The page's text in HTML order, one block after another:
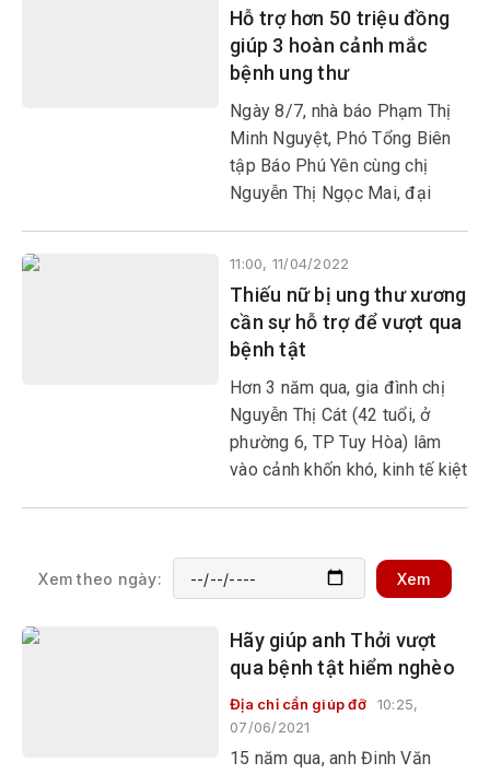
rất cần sự sẻ chia, giúp đỡ
của các tấm lòng nhân ái gần
xa.
Hỗ trợ hơn 50 triệu đồng
giúp 3 hoàn cảnh mắc
bệnh ung thư
Ngày 8/7, nhà báo Phạm Thị
Minh Nguyệt, Phó Tổng Biên
tập Báo Phú Yên cùng chị
Nguyễn Thị Ngọc Mai, đại
(PV OIL) đã thăm hỏi, động
viên và trao 6 triệu đồng cho 3
gia đình
11:00, 11/04/2022
Thiếu nữ bị ung thư xương
cần sự hỗ trợ để vượt qua
bệnh tật
Hơn 3 năm qua, gia đình chị
Nguyễn Thị Cát (42 tuổi, ở
phường 6, TP Tuy Hòa) lâm
vào cảnh khốn khó, kinh tế kiệt
là em Trần Thị Mỹ Tường (17
tuổi) bị ung thư xương và 2
đứa con đang tuổi ăn học.
Xem theo ngày: Xem
Hãy giúp anh Thởi vượt
qua bệnh tật hiểm nghèo
Địa chỉ cần giúp đỡ
10:25,
07/06/2021
15 năm qua, anh Đinh Văn